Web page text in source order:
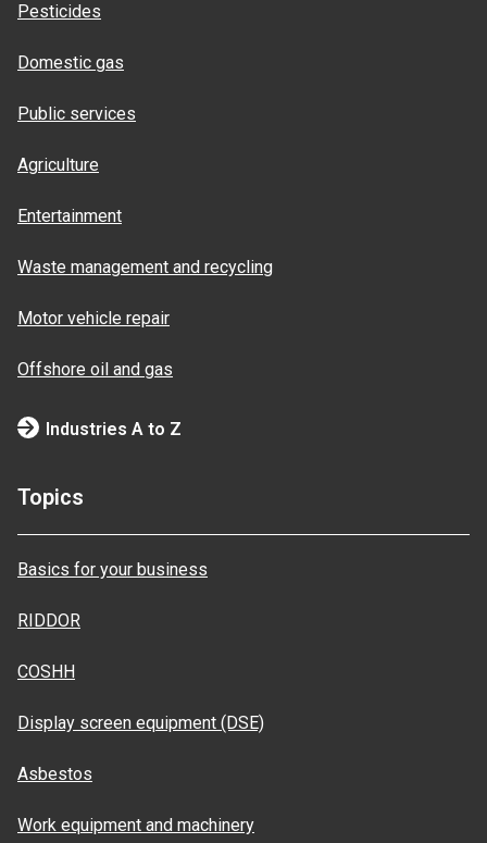
Pesticides
Domestic gas
Public services
Agriculture
Entertainment
Waste management and recycling
Motor vehicle repair
Offshore oil and gas
Industries A to Z
Topics
Basics for your business
RIDDOR
COSHH
Display screen equipment (DSE)
Asbestos
Work equipment and machinery